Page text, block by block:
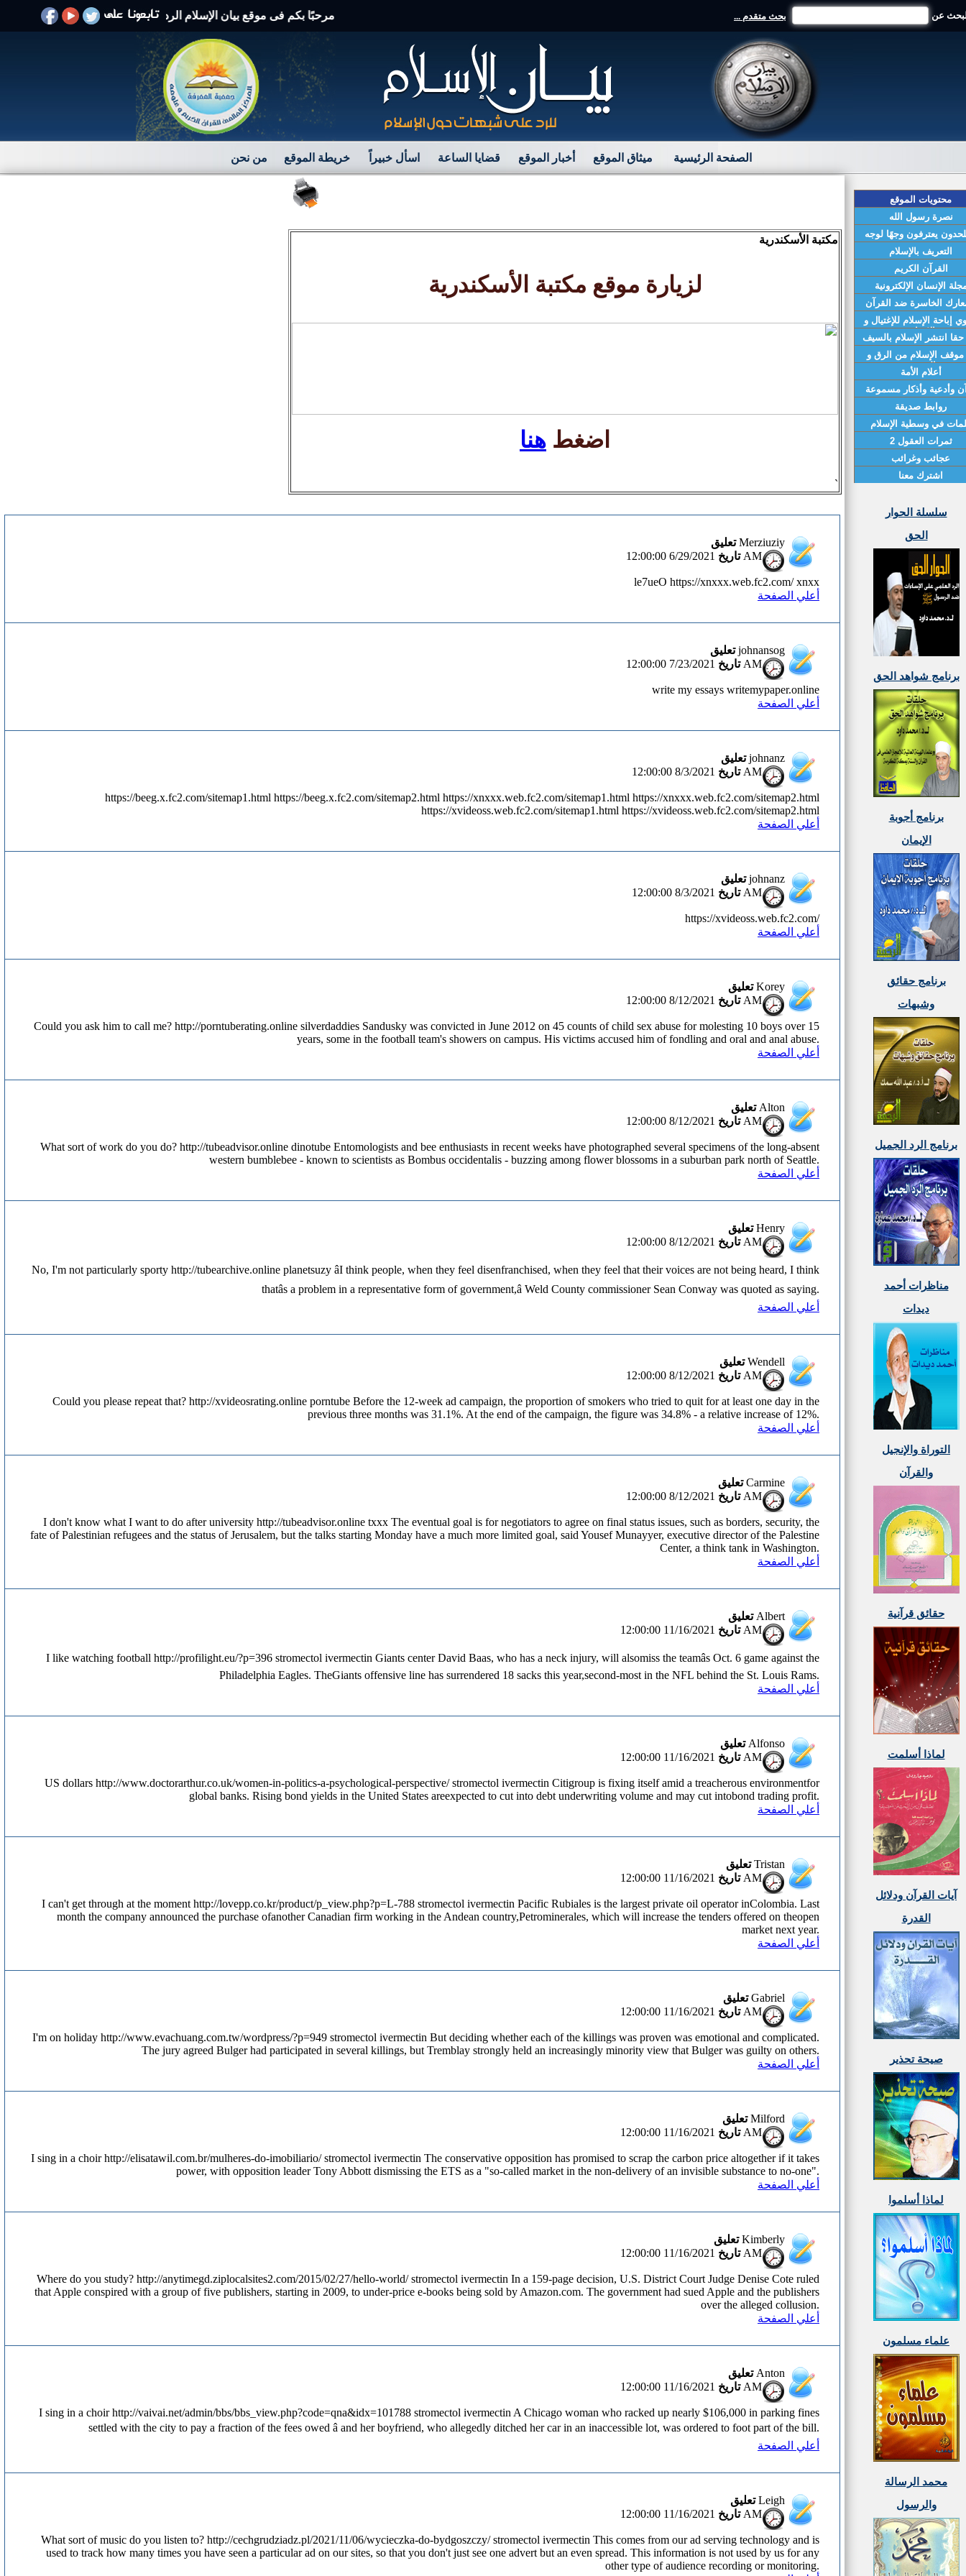
مرحبًا بكم فى موقع بيان الإسلام الرد على الافتراءات والشبهات بحث متقدم ... عن
الصفحة الرئيسية ميثاق الموقع أخبار الموقع قضايا الساعة اسأل خبيراً خريطة الموقع من نحن
مكتبة الأسكندرية
لزيارة موقع مكتبة الأسكندرية
اضغط هنا
`
تعليقMerziuziy
تاريخ6/29/2021 12:00:00 AM
le7ueO https://xnxxx.web.fc2.com/ xnxx
أعلي الصفحة
تعليقjohnansog
تاريخ7/23/2021 12:00:00 AM
write my essays writemypaper.online
أعلي الصفحة
تعليقjohnanz
تاريخ8/3/2021 12:00:00 AM
https://beeg.x.fc2.com/sitemap1.html https://beeg.x.fc2.com/sitemap2.html https://xnxxx.web.fc2.com/sitemap1.html https://xnxxx.web.fc2.com/sitemap2.html
https://xvideoss.web.fc2.com/sitemap1.html https://xvideoss.web.fc2.com/sitemap2.html
أعلي الصفحة
تعليقjohnanz
تاريخ8/3/2021 12:00:00 AM
https://xvideoss.web.fc2.com/
أعلي الصفحة
تعليقKorey
تاريخ8/12/2021 12:00:00 AM
Could you ask him to call me? http://porntuberating.online silverdaddies Sandusky was convicted in June 2012 on 45 counts of child sex abuse for molesting 10 boys over 15
years, some in the football team's showers on campus. His victims accused him of fondling and oral and anal abuse.
أعلي الصفحة
تعليقAlton
تاريخ8/12/2021 12:00:00 AM
What sort of work do you do? http://tubeadvisor.online dinotube Entomologists and bee enthusiasts in recent weeks have photographed several specimens of the long-absent
western bumblebee - known to scientists as Bombus occidentalis - buzzing among flower blossoms in a suburban park north of Seattle.
أعلي الصفحة
تعليقHenry
تاريخ8/12/2021 12:00:00 AM
No, I'm not particularly sporty http://tubearchive.online planetsuzy âI think people, when they feel disenfranchised, when they feel that their voices are not being heard, I think
thatâs a problem in a representative form of government,â Weld County commissioner Sean Conway was quoted as saying.
أعلي الصفحة
تعليقWendell
تاريخ8/12/2021 12:00:00 AM
Could you please repeat that? http://xvideosrating.online porntube Before the 12-week ad campaign, the proportion of smokers who tried to quit for at least one day in the
previous three months was 31.1%. At the end of the campaign, the figure was 34.8% - a relative increase of 12%.
أعلي الصفحة
تعليقCarmine
تاريخ8/12/2021 12:00:00 AM
I don't know what I want to do after university http://tubeadvisor.online txxx The eventual goal is for negotiators to agree on final status issues, such as borders, security, the
fate of Palestinian refugees and the status of Jerusalem, but the talks starting Monday have a much more limited goal, said Yousef Munayyer, executive director of the Palestine
Center, a think tank in Washington.
أعلي الصفحة
تعليقAlbert
تاريخ11/16/2021 12:00:00 AM
I like watching football http://profilight.eu/?p=396 stromectol ivermectin Giants center David Baas, who has a neck injury, will alsomiss the teamâs Oct. 6 game against the
Philadelphia Eagles. TheGiants offensive line has surrendered 18 sacks this year,second-most in the NFL behind the St. Louis Rams.
أعلي الصفحة
تعليقAlfonso
تاريخ11/16/2021 12:00:00 AM
US dollars http://www.doctorarthur.co.uk/women-in-politics-a-psychological-perspective/ stromectol ivermectin Citigroup is fixing itself amid a treacherous environmentfor
global banks. Rising bond yields in the United States areexpected to cut into debt underwriting volume and may cut intobond trading profit.
أعلي الصفحة
تعليقTristan
تاريخ11/16/2021 12:00:00 AM
I can't get through at the moment http://lovepp.co.kr/product/p_view.php?p=L-788 stromectol ivermectin Pacific Rubiales is the largest private oil operator inColombia. Last
month the company announced the purchase ofanother Canadian firm working in the Andean country,Petrominerales, which will increase the tenders offered on theopen
market next year.
أعلي الصفحة
تعليقGabriel
تاريخ11/16/2021 12:00:00 AM
I'm on holiday http://www.evachuang.com.tw/wordpress/?p=949 stromectol ivermectin But deciding whether each of the killings was proven was emotional and complicated.
The jury agreed Bulger had participated in several killings, but Tremblay strongly held an increasingly minority view that Bulger was guilty on others.
أعلي الصفحة
تعليقMilford
تاريخ11/16/2021 12:00:00 AM
I sing in a choir http://elisatawil.com.br/mulheres-do-imobiliario/ stromectol ivermectin The conservative opposition has promised to scrap the carbon price altogether if it takes
power, with opposition leader Tony Abbott dismissing the ETS as a "so-called market in the non-delivery of an invisible substance to no-one".
أعلي الصفحة
تعليقKimberly
تاريخ11/16/2021 12:00:00 AM
Where do you study? http://anytimegd.ziplocalsites2.com/2015/02/27/hello-world/ stromectol ivermectin In a 159-page decision, U.S. District Court Judge Denise Cote ruled
that Apple conspired with a group of five publishers, starting in 2009, to under-price e-books being sold by Amazon.com. The government had sued Apple and the publishers
over the alleged collusion.
أعلي الصفحة
تعليقAnton
تاريخ11/16/2021 12:00:00 AM
I sing in a choir http://vaivai.net/admin/bbs/bbs_view.php?code=qna&idx=101788 stromectol ivermectin A Chicago woman who racked up nearly $106,000 in parking fines
settled with the city to pay a fraction of the fees owed â and her boyfriend, who allegedly ditched her car in an inaccessible lot, was ordered to foot part of the bill.
أعلي الصفحة
تعليقLeigh
تاريخ11/16/2021 12:00:00 AM
What sort of music do you listen to? http://cechgrudziadz.pl/2021/11/06/wycieczka-do-bydgoszczy/ stromectol ivermectin This comes from our ad serving technology and is
used to track how many times you have seen a particular ad on our sites, so that you don't just see one advert but an even spread. This information is not used by us for any
other type of audience recording or monitoring.
محتويات الموقع
نصرة رسول الله
يعترفون وجهًا لوجه
التعريف بالإسلام
القرآن الكريم
الإنسان الإلكترونية
الخاسرة ضد القرآن
إباحة الإسلام للإغتيال و
الإرهاب
انتشر الإسلام بالسيف
موقف الإسلام من الرق و
العبودية
أعلام الأمة
وأدعية وأذكار مسموعة
روابط صديقة
في وسطية الإسلام
ثمرات العقول 2
عجائب وغرائب
اشترك معنا
سلسلة الحوار
الحق
برنامج شواهد الحق
برنامج أجوبة
الإيمان
برنامج حقائق
وشبهات
برنامج الرد الجميل
مناظرات أحمد
ديدات
التوراة والإنجيل
والقرآن
حقائق قرآنية
لماذا أسلمت
آيات القرآن ودلائل
القدرة
صيحة تحذير
لماذا أسلموا
علماء مسلمون
محمد الرسالة
والرسول